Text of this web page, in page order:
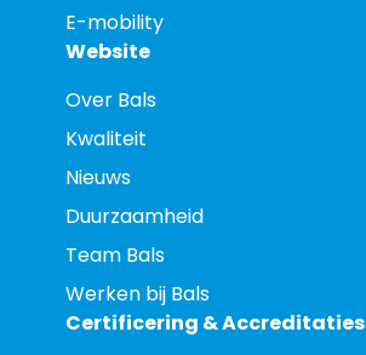
E-mobility
Website
Over Bals
Kwaliteit
Nieuws
Duurzaamheid
Team Bals
Werken bij Bals
Certificering & Accreditaties